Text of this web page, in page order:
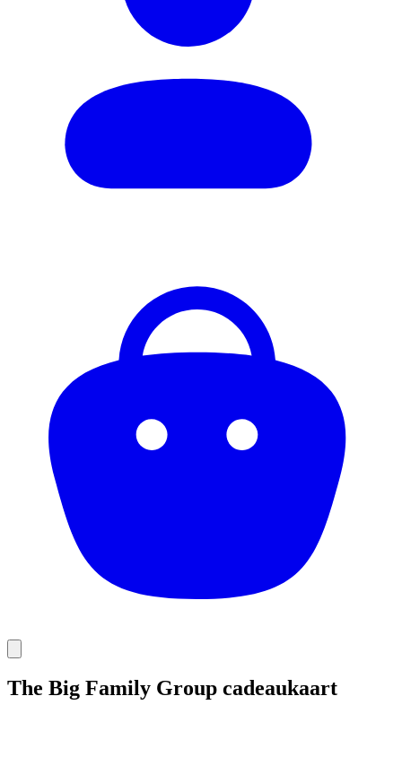
The Big Family Group cadeaukaart